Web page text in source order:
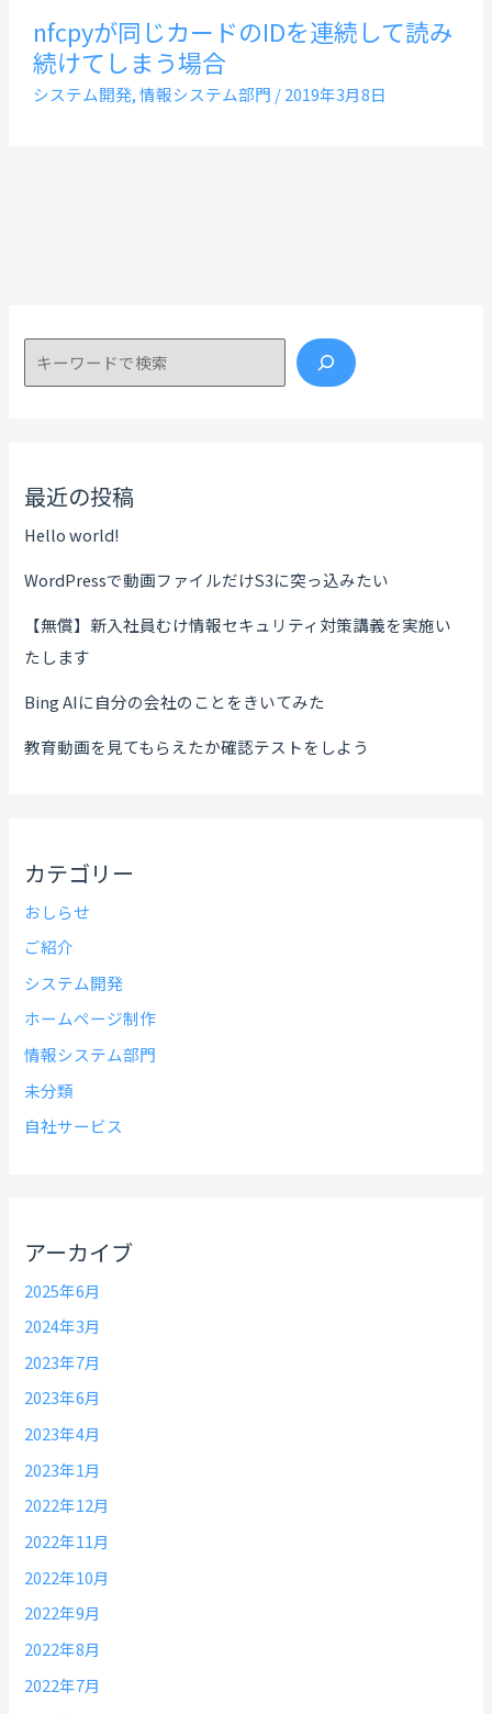
nfcpyが同じカードのIDを連続して読み
続けてしまう場合
システム開発,情報システム部門 /2019年3月8日
検索
最近の投稿
Hello world!
WordPressで動画ファイルだけS3に突っ込みたい
【無償】新入社員むけ情報セキュリティ対策講義を実施い
たします
Bing AIに自分の会社のことをきいてみた
教育動画を見てもらえたか確認テストをしよう
カテゴリー
おしらせ
ご紹介
システム開発
ホームページ制作
情報システム部門
未分類
自社サービス
アーカイブ
2025年6月
2024年3月
2023年7月
2023年6月
2023年4月
2023年1月
2022年12月
2022年11月
2022年10月
2022年9月
2022年8月
2022年7月